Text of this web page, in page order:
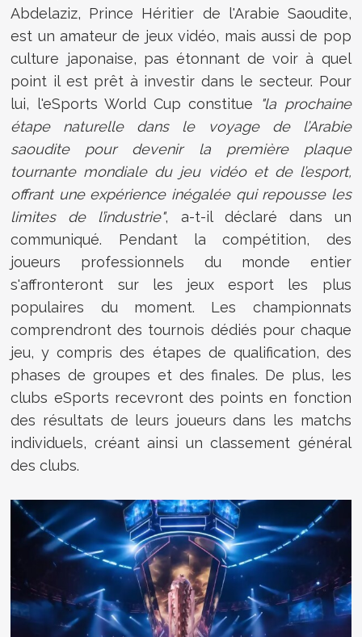
Abdelaziz, Prince Héritier de l'Arabie Saoudite,
est un amateur de jeux vidéo, mais aussi de pop
culture japonaise, pas étonnant de voir à quel
point il est prêt à investir dans le secteur. Pour
lui, l'eSports World Cup constitue
"la prochaine
étape naturelle dans le voyage de l’Arabie
saoudite pour devenir la première plaque
tournante mondiale du jeu vidéo et de l’esport,
offrant une expérience inégalée qui repousse les
limites de l’industrie", a-t-il déclaré dans un
communiqué. Pendant la compétition, des
joueurs professionnels du monde entier
s'affronteront sur les jeux esport les plus
populaires du moment. Les championnats
comprendront des tournois dédiés pour chaque
jeu, y compris des étapes de qualification, des
phases de groupes et des finales. De plus, les
clubs eSports recevront des points en fonction
des résultats de leurs joueurs dans les matchs
individuels, créant ainsi un classement général
des clubs.